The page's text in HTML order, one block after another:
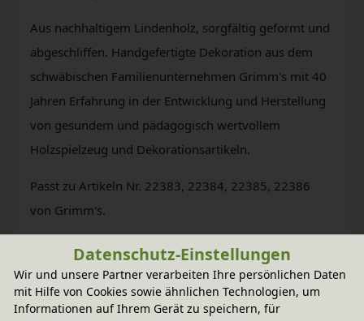
Aus nachhaltigem Lindenholz, sorgfältig geformt und
abgeschliffen. Handgefertigte Dekoration aus dem
schwäbischen Familienunternehmen Grimm's mit 40
Jahren Erfahrung in der Entwicklung und Herstellung
von gesundem und pädagogisch wertvollem
Holzspielzeug und Dekorationsartikeln.
Passt zu Artikeln Nr. 22383, 22384, 22385, 22386
von Grimm's.
Datenschutz-Einstellungen
Wir und unsere Partner verarbeiten Ihre persönlichen Daten
mit Hilfe von Cookies sowie ähnlichen Technologien, um
Informationen auf Ihrem Gerät zu speichern, für